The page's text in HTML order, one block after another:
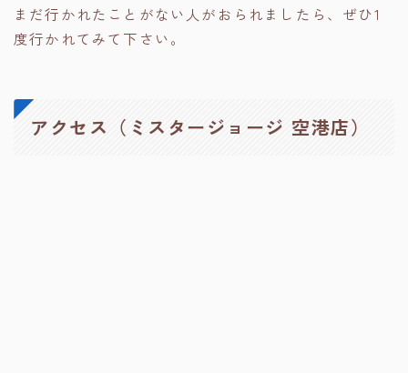
まだ行かれたことがない人がおられましたら、ぜひ1
度行かれてみて下さい。
アクセス（ミスタージョージ 空港店）